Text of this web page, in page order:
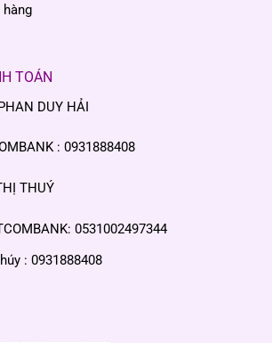
TOÁN
DUY HẢI
: 0931888408
THUÝ
0531002497344
: 0931888408